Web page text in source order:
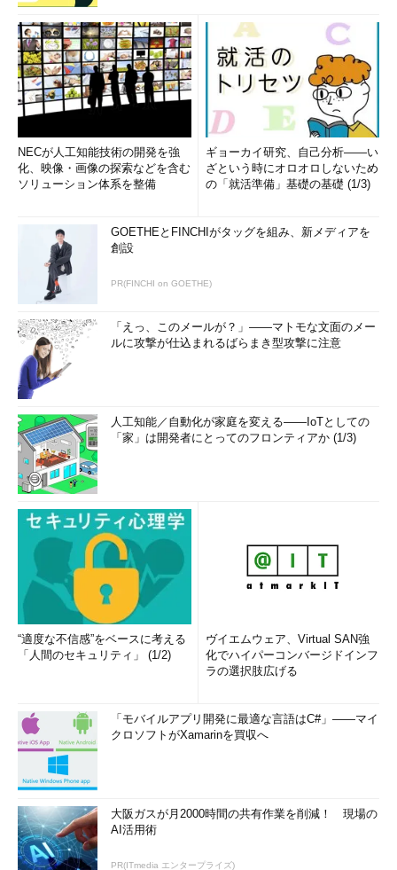
NECが人工知能技術の開発を強
化、映像・画像の探索などを含む
ソリューション体系を整備
ギョーカイ研究、自己分析――い
ざという時にオロオロしないため
の「就活準備」基礎の基礎 (1/3)
GOETHEとFINCHIがタッグを組み、新メディアを
創設
PR(FINCHI on GOETHE)
「えっ、このメールが？」――マトモな文面のメー
ルに攻撃が仕込まれるばらまき型攻撃に注意
人工知能／自動化が家庭を変える――IoTとしての
「家」は開発者にとってのフロンティアか (1/3)
“適度な不信感”をベースに考える
「人間のセキュリティ」 (1/2)
ヴイエムウェア、Virtual SAN強
化でハイパーコンバージドインフ
ラの選択肢広げる
「モバイルアプリ開発に最適な言語はC#」――マイ
クロソフトがXamarinを買収へ
大阪ガスが月2000時間の共有作業を削減！ 現場の
AI活用術
PR(ITmedia エンタープライズ)